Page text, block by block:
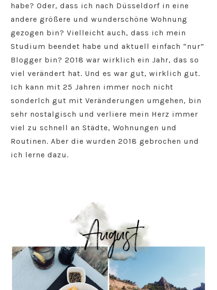
habe? Oder, dass ich nach Düsseldorf in eine
andere größere und wunderschöne Wohnung
gezogen bin? Vielleicht auch, dass ich mein
Studium beendet habe und aktuell einfach “nur”
Blogger bin? 2018 war wirklich ein Jahr, das so
viel verändert hat. Und es war gut, wirklich gut.
Ich kann mit 25 Jahren immer noch nicht
sonderlch gut mit Veränderungen umgehen, bin
sehr nostalgisch und verliere mein Herz immer
viel zu schnell an Städte, Wohnungen und
Routinen. Aber die wurden 2018 gebrochen und
ich lerne dazu.